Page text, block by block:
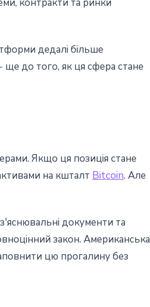
дедалі більше
до того, як ця сфера стане
Якщо ця позиція стане
на кшталт Bitcoin. Але
документи та
закон. Американська
цю прогалину без